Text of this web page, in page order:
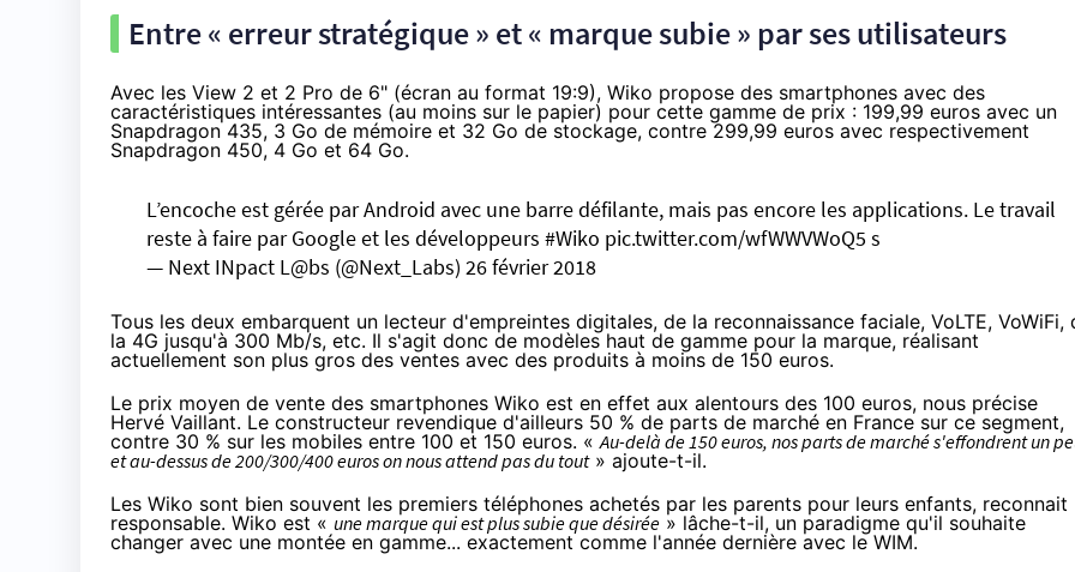
Entre « erreur stratégique » et « marque subie » par ses utilisateurs
Avec les View 2 et 2 Pro de 6" (écran au format 19:9), Wiko propose des smartphones avec des
caractéristiques intéressantes (au moins sur le papier) pour cette gamme de prix : 199,99 euros avec un
Snapdragon 435, 3 Go de mémoire et 32 Go de stockage, contre 299,99 euros avec respectivement
Snapdragon 450, 4 Go et 64 Go.
L’encoche est gérée par Android avec une barre défilante, mais pas encore les applications. Le travail
reste à faire par Google et les développeurs #Wiko pic.twitter.com/wfWWVWoQ5 s
— Next INpact L@bs (@Next_Labs) 26 février 2018
Tous les deux embarquent un lecteur d'empreintes digitales, de la reconnaissance faciale, VoLTE, VoWiFi,
la 4G jusqu'à 300 Mb/s, etc. Il s'agit donc de modèles haut de gamme pour la marque, réalisant
actuellement son plus gros des ventes avec des produits à moins de 150 euros.
Le prix moyen de vente des smartphones Wiko est en effet aux alentours des 100 euros, nous précise
Hervé Vaillant. Le constructeur revendique d'ailleurs 50 % de parts de marché en France sur ce segment,
contre 30 % sur les mobiles entre 100 et 150 euros. «Au-delà de 150 euros, nos parts de marché s'effondrent un
et au-dessus de 200/300/400 euros on nous attend pas du tout» ajoute-t-il.
Les Wiko sont bien souvent les premiers téléphones achetés par les parents pour leurs enfants, reconnait
responsable. Wiko est « une marque qui est plus subie que désirée » lâche-t-il, un paradigme qu'il souhaite
changer avec une montée en gamme... exactement comme l'année dernière avec le WIM.